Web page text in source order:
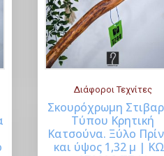
ι
μ
ή
μ
ή
b
y
l
a
t
Buy Now
Διάφοροι Τεχνίτες
Σκουρόχρωμη
Τύπου Κρητική
Κατσούνα. Ξύλο
και ύψος 1,32 μ |